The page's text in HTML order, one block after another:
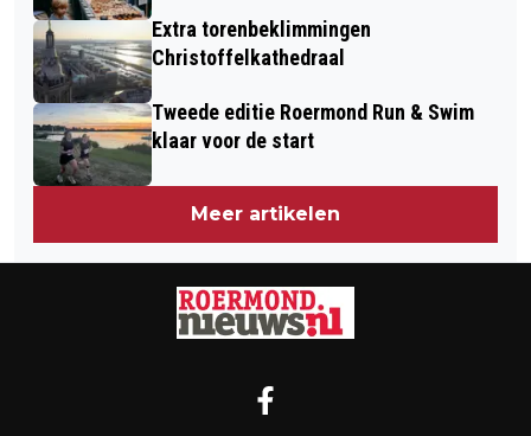
Extra torenbeklimmingen
Christoffelkathedraal
Tweede editie Roermond Run & Swim
klaar voor de start
Meer artikelen